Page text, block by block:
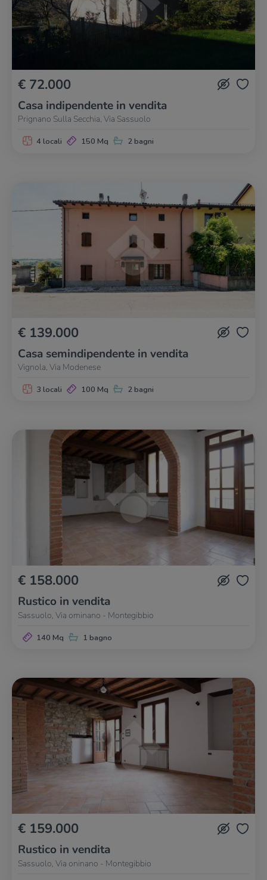
€ 72.000
Casa indipendente in vendita
Prignano Sulla Secchia, Via Sassuolo
4 locali 150 Mq 2 bagni
€ 139.000
Casa semindipendente in vendita
Vignola, Via Modenese
3 locali 100 Mq 2 bagni
€ 158.000
Rustico in vendita
Sassuolo, Via ominano - Montegibbio
140 Mq 1 bagno
€ 159.000
Rustico in vendita
Sassuolo, Via oninano - Montegibbio